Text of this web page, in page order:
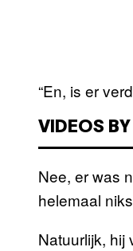
“En, is er
VIDEOS
Nee, er was
helemaal
Natuurlijk, hij